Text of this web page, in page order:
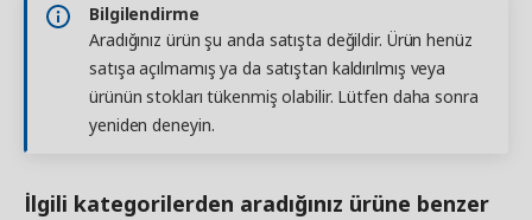
Bilgilendirme
Aradığınız ürün şu anda satışta değildir. Ürün henüz
satışa açılmamış ya da satıştan kaldırılmış veya
ürünün stokları tükenmiş olabilir. Lütfen daha sonra
yeniden deneyin.
İlgili kategorilerden aradığınız ürüne benzer